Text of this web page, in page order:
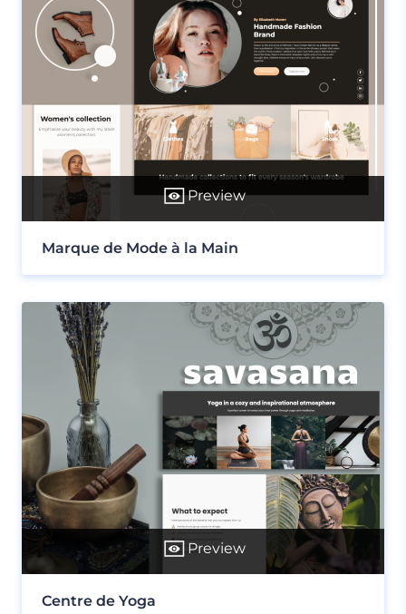
Preview
Marque de Mode à la Main
Preview
Centre de Yoga